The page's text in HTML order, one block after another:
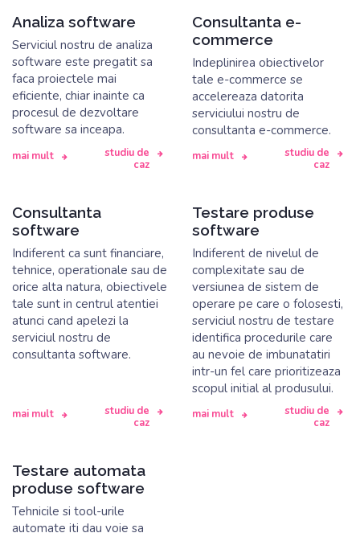
Analiza software
Serviciul nostru de analiza
software este pregatit sa
faca proiectele mai
eficiente, chiar inainte ca
procesul de dezvoltare
software sa inceapa.
mai mult
studiu de
caz
Consultanta e-
commerce
Indeplinirea obiectivelor
tale e-commerce se
accelereaza datorita
serviciului nostru de
consultanta e-commerce.
mai mult
studiu de
caz
Consultanta
software
Indiferent ca sunt financiare,
tehnice, operationale sau de
orice alta natura, obiectivele
tale sunt in centrul atentiei
atunci cand apelezi la
serviciul nostru de
consultanta software.
mai mult
studiu de
caz
Testare produse
software
Indiferent de nivelul de
complexitate sau de
versiunea de sistem de
operare pe care o folosesti,
serviciul nostru de testare
identifica procedurile care
au nevoie de imbunatatiri
intr-un fel care prioritizeaza
scopul initial al produsului.
mai mult
studiu de
caz
Testare automata
produse software
Tehnicile si tool-urile
automate iti dau voie sa